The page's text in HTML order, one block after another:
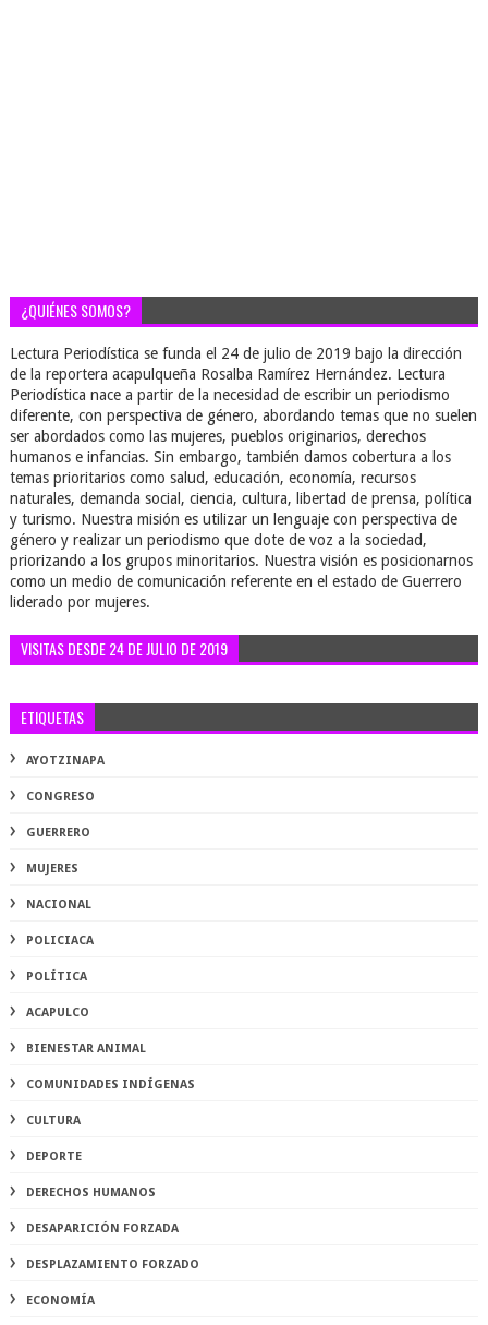
¿QUIÉNES SOMOS?
Lectura Periodística se funda el 24 de julio de 2019 bajo la dirección
de la reportera acapulqueña Rosalba Ramírez Hernández. Lectura
Periodística nace a partir de la necesidad de escribir un periodismo
diferente, con perspectiva de género, abordando temas que no suelen
ser abordados como las mujeres, pueblos originarios, derechos
humanos e infancias. Sin embargo, también damos cobertura a los
temas prioritarios como salud, educación, economía, recursos
naturales, demanda social, ciencia, cultura, libertad de prensa, política
y turismo. Nuestra misión es utilizar un lenguaje con perspectiva de
género y realizar un periodismo que dote de voz a la sociedad,
priorizando a los grupos minoritarios. Nuestra visión es posicionarnos
como un medio de comunicación referente en el estado de Guerrero
liderado por mujeres.
VISITAS DESDE 24 DE JULIO DE 2019
ETIQUETAS
AYOTZINAPA
CONGRESO
GUERRERO
MUJERES
NACIONAL
POLICIACA
POLÍTICA
ACAPULCO
BIENESTAR ANIMAL
COMUNIDADES INDÍGENAS
CULTURA
DEPORTE
DERECHOS HUMANOS
DESAPARICIÓN FORZADA
DESPLAZAMIENTO FORZADO
ECONOMÍA